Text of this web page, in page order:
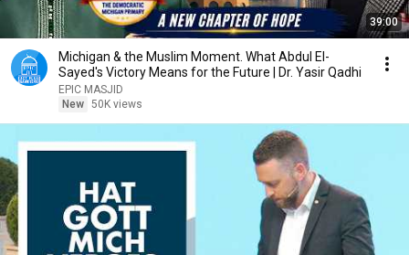
39:00
Michigan & the Muslim Moment. What Abdul El-
Sayed's Victory Means for the Future | Dr. Yasir Qadhi
EPIC MASJID
New 50K views